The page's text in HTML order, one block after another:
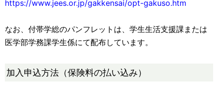
https://www.jees.or.jp/gakkensai/opt-gakuso.htm
なお、付帯学総のパンフレットは、学生生活支援課または
医学部学務課学生係にて配布しています。
加入申込方法（保険料の払い込み）